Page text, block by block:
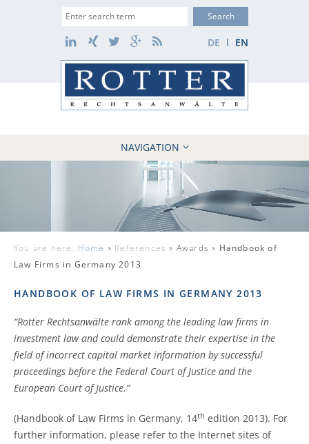
Suche
DE EN
LinkedIn
Xing TwitterGoogle+
RSS
NAVIGATION
HOME
FIRM
10 REASONS
CASES
REFERENCES
CONTACT
You are here: Home » References » Awards » Handbook of
Law Firms in Germany 2013
HANDBOOK OF LAW FIRMS IN GERMANY 2013
“Rotter Rechtsanwälte rank among the leading law firms in
investment law and could demonstrate their expertise in the
field of incorrect capital market information by successful
proceedings before the Federal Court of Justice and the
European Court of Justice.”
(Handbook of Law Firms in Germany, 14th edition 2013). For
further information, please refer to the Internet sites of